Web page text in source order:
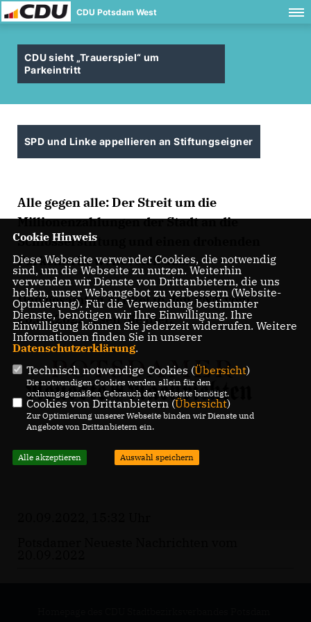
CDU Potsdam West
CDU sieht „Trauerspiel“ um
Parkeintritt
SPD und Linke appellieren an Stiftungseigner
Alle gegen alle: Der Streit um die
Millionenzahlungen der Stadt an die
Schlösserstiftung und einen drohenden
Parkeintritt weitet sich aus.
Den gesamten Artikel in den PNN vom
20.09.2022 lesen Siehier.
Cookie Hinweis
Diese Webseite verwendet Cookies, die notwendig
sind, um die Webseite zu nutzen. Weiterhin
verwenden wir Dienste von Drittanbietern, die uns
helfen, unser Webangebot zu verbessern (Website-
Optmierung). Für die Verwendung bestimmter
Dienste, benötigen wir Ihre Einwilligung. Ihre
Einwilligung können Sie jederzeit widerrufen. Weitere
Informationen finden Sie in unserer
Datenschutzerklärung.
Technisch notwendige Cookies (Übersicht)
Die notwendigen Cookies werden allein für den
ordnungsgemäßen Gebrauch der Webseite benötigt.
Cookies von Drittanbietern (Übersicht)
Zur Optimierung unserer Webseite binden wir Dienste und
Angebote von Drittanbietern ein.
Alle akzeptieren Auswahl speichern